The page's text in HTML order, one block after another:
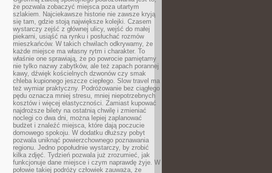
że pozwala zobaczyć miejsca poza utartym
szlakiem. Najciekawsze historie nie zawsze kryją
się tam, gdzie stoją największe kolejki. Czasem
wystarczy zejść z głównej ulicy, wejść do małej
piekarni, usiąść na rynku i posłuchać rozmów
mieszkańców. W takich chwilach odkrywamy, że
każde miejsce ma własny rytm i charakter. To
właśnie one sprawiają, że po powrocie pamiętamy
nie tylko nazwy zabytków, ale też zapach porannej
kawy, dźwięk kościelnych dzwonów czy smak
chleba kupionego jeszcze ciepłego. Slow travel ma
też wymiar praktyczny. Podróżowanie bez ciągłego
pędu oznacza mniej stresu, mniej niepotrzebnych
kosztów i więcej elastyczności. Zamiast kupować
najdroższe bilety na ostatnią chwilę i zmieniać
noclegi co dwa dni, można lepiej zaplanować
budżet i znaleźć miejsca, które dają poczucie
domowego spokoju. W dodatku dłuższy pobyt
pozwala uniknąć powierzchownego poznawania
regionu. Jedno popołudnie wystarczy, by zrobić
kilka zdjęć. Tydzień pozwala już zrozumieć, jak
funkcjonuje dane miejsce i czym naprawdę żyje. W
połowie takiej podróży człowiek zauważa, że